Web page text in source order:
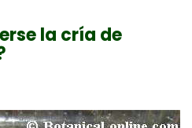
la cría de